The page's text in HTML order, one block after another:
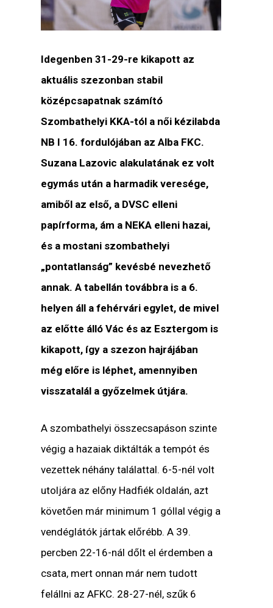
Idegenben 31-29-re kikapott az
aktuális szezonban stabil
középcsapatnak számító
Szombathelyi KKA-tól a női kézilabda
NB I 16. fordulójában az Alba FKC.
Suzana Lazovic alakulatának ez volt
egymás után a harmadik veresége,
amiből az első, a DVSC elleni
papírforma, ám a NEKA elleni hazai,
és a mostani szombathelyi
„pontatlanság” kevésbé nevezhető
annak. A tabellán továbbra is a 6.
helyen áll a fehérvári egylet, de mivel
az előtte álló Vác és az Esztergom is
kikapott, így a szezon hajrájában
még előre is léphet, amennyiben
visszatalál a győzelmek útjára.
A szombathelyi összecsapáson szinte
végig a hazaiak diktálták a tempót és
vezettek néhány találattal. 6-5-nél volt
utoljára az előny Hadfiék oldalán, azt
követően már minimum 1 góllal végig a
vendéglátók jártak előrébb. A 39.
percben 22-16-nál dőlt el érdemben a
csata, mert onnan már nem tudott
felállni az AFKC. 28-27-nél, szűk 6